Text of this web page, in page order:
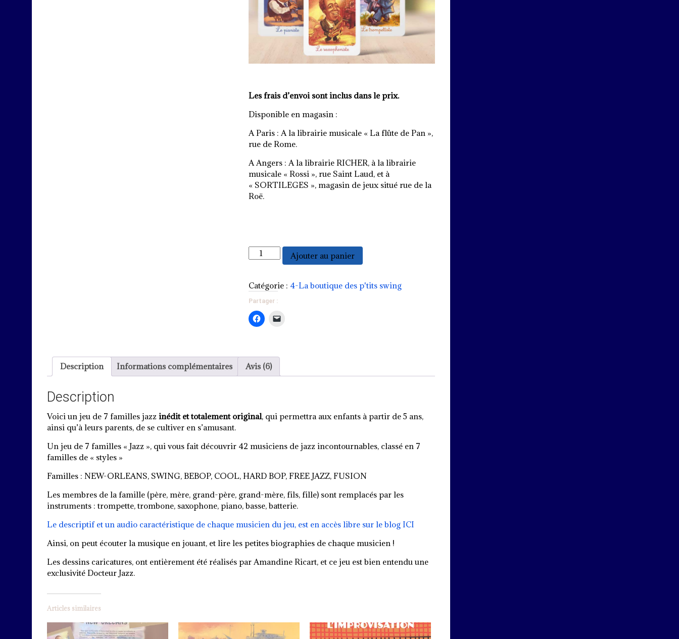
Les frais d’envoi sont inclus dans le prix.
Disponible en magasin :
A Paris : A la librairie musicale « La flûte de Pan »,
rue de Rome.
A Angers : A la librairie RICHER, à la librairie
musicale « Rossi », rue Saint Laud, et à
« SORTILEGES », magasin de jeux situé rue de la
Roë.
quantité
de
de
familles
Jazz
Ajouter au panier
Catégorie : 4-La boutique des p'tits swing
Partager :
Description Informations complémentaires Avis (6)
Description
Voici un jeu de 7 familles jazz inédit et totalement original, qui permettra aux enfants à partir de 5 ans,
ainsi qu’à leurs parents, de se cultiver en s’amusant.
Un jeu de 7 familles « Jazz », qui vous fait découvrir 42 musiciens de jazz incontournables, classé en 7
familles de « styles »
Familles : NEW-ORLEANS, SWING, BEBOP, COOL, HARD BOP, FREE JAZZ, FUSION
Les membres de la famille (père, mère, grand-père, grand-mère, fils, fille) sont remplacés par les
instruments : trompette, trombone, saxophone, piano, basse, batterie.
Le descriptif et un audio caractéristique de chaque musicien du jeu, est en accès libre sur le blog ICI
Ainsi, on peut écouter la musique en jouant, et lire les petites biographies de chaque musicien !
Les dessins caricatures, ont entièrement été réalisés par Amandine Ricart, et ce jeu est bien entendu une
exclusivité Docteur Jazz.
Articles similaires